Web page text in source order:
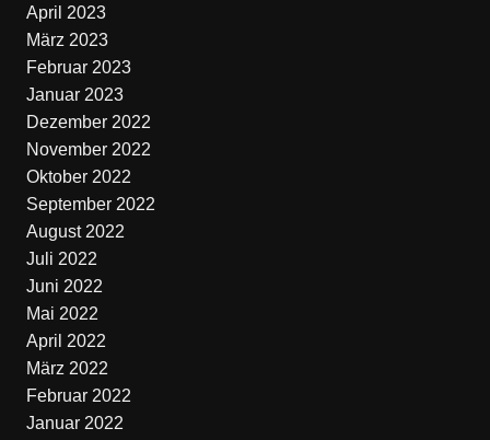
April 2023
März 2023
Februar 2023
Januar 2023
Dezember 2022
November 2022
Oktober 2022
September 2022
August 2022
Juli 2022
Juni 2022
Mai 2022
April 2022
März 2022
Februar 2022
Januar 2022